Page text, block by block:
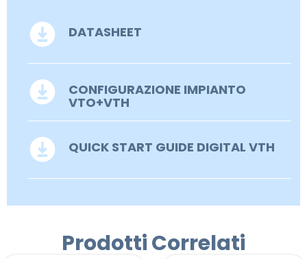
DATASHEET
CONFIGURAZIONE IMPIANTO
VTO+VTH
QUICK START GUIDE DIGITAL VTH
Prodotti Correlati